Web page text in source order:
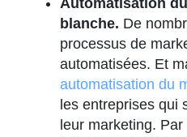
blanche. De
processus de
automatisées. Et
automatisation du
les entreprises qui
leur marketing.